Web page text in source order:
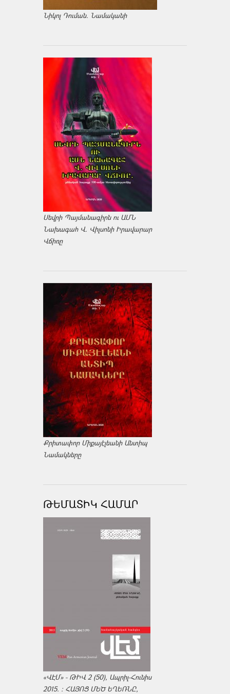
Նիկոլ Դուման. Նամականի
Սեվրի Պայմանագիրն ու ԱՄՆ
Նախագահ Վ. Վիլսոնի Իրավարար
Վճիռը
Քրիտափոր Միքայէլեանի Անտիպ
Նամակները
ԹԵՄԱՏԻԿ ՀԱՄԱՐ
«ՎԷՄ» - ԹԻՎ 2 (50), Ապրիլ-Հունիս
2015. : ՀԱՅՈՑ ՄԵԾ ԵՂԵՌՆԸ,